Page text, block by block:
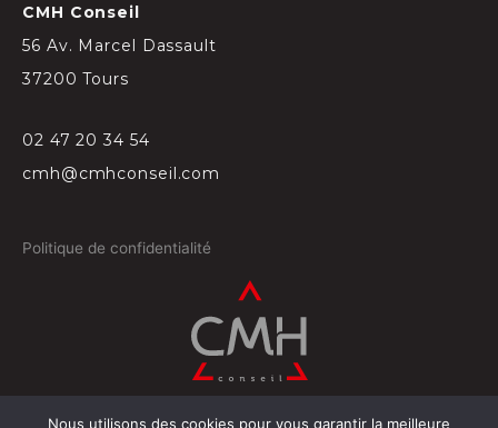
CMH Conseil
56 Av. Marcel Dassault
37200 Tours
02 47 20 34 54
cmh@cmhconseil.com
Politique de confidentialité
Nous utilisons des cookies pour vous garantir la meilleure